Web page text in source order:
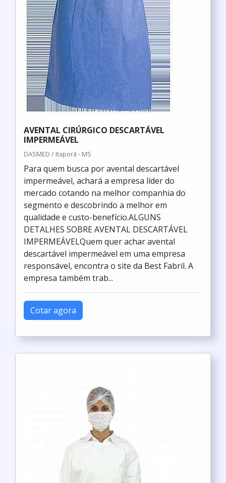
AVENTAL CIRÚRGICO DESCARTÁVEL
IMPERMEÁVEL
DASMED / Itaporã - MS
Para quem busca por avental descartável
impermeável, achará a empresa líder do
mercado cotando na melhor companhia do
segmento e descobrindo a melhor em
qualidade e custo-benefício.ALGUNS
DETALHES SOBRE AVENTAL DESCARTÁVEL
IMPERMEÁVELQuem quer achar avental
descartável impermeável em uma empresa
responsável, encontra o site da Best Fabril. A
empresa também trab...
Cotar agora